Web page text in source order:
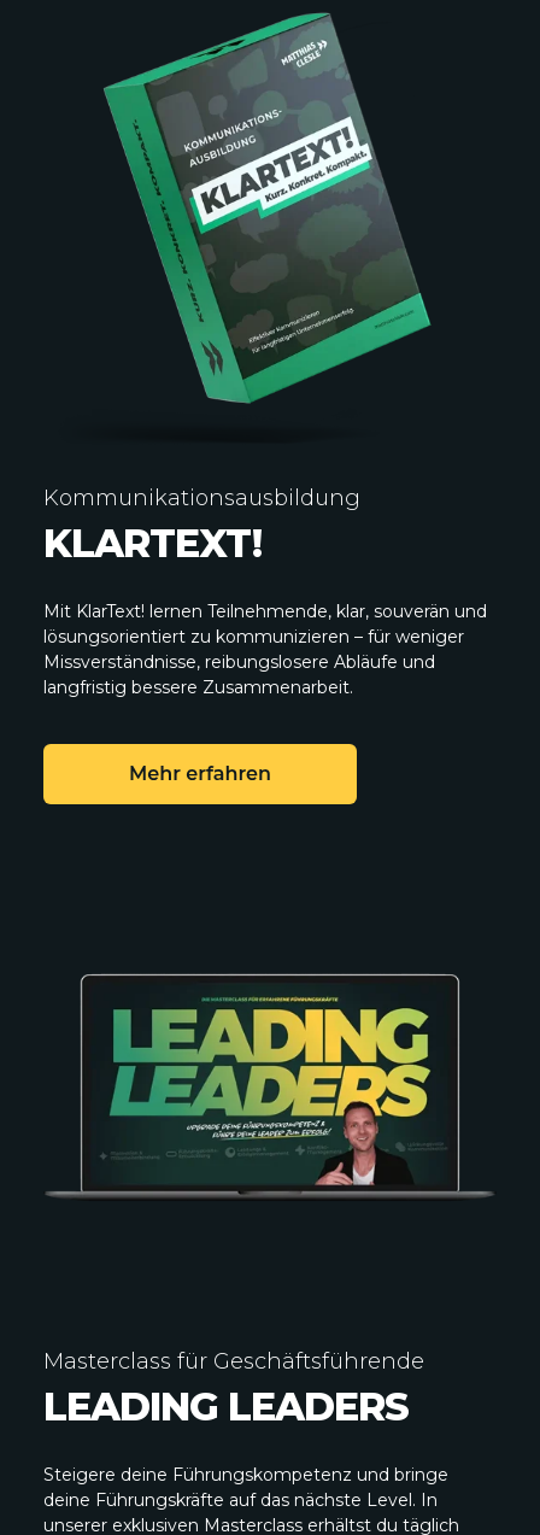
Kommunikationsausbildung
KLARTEXT!
Mit KlarText! lernen Teilnehmende, klar, souverän und
lösungsorientiert zu kommunizieren – für weniger
Missverständnisse, reibungslosere Abläufe und
langfristig bessere Zusammenarbeit.
Masterclass für Geschäftsführende
LEADING LEADERS
Steigere deine Führungskompetenz und bringe
deine Führungskräfte auf das nächste Level. In
unserer exklusiven Masterclass erhältst du täglich